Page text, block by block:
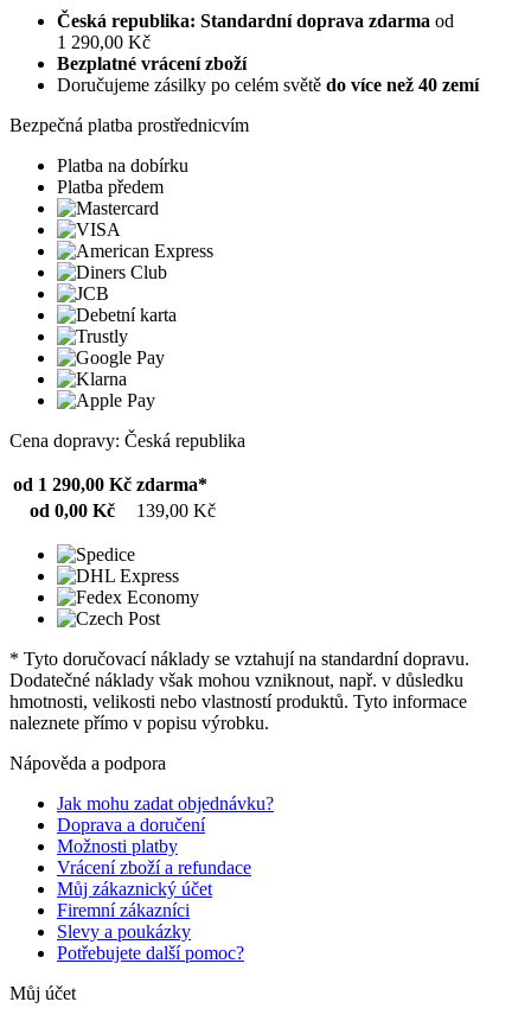
Česká republika: Standardní doprava zdarma od
1 290,00 Kč
Bezplatné vrácení zboží
Doručujeme zásilky po celém světě do více než 40 zemí
Bezpečná platba prostřednicvím
Platba na dobírku
Platba předem
Cena dopravy: Česká republika
od 1 290,00 Kč zdarma*
od 0,00 Kč
139,00 Kč
* Tyto doručovací náklady se vztahují na standardní dopravu.
Dodatečné náklady však mohou vzniknout, např. v důsledku
hmotnosti, velikosti nebo vlastností produktů. Tyto informace
naleznete přímo v popisu výrobku.
Nápověda a podpora
Jak mohu zadat objednávku?
Doprava a doručení
Možnosti platby
Vrácení zboží a refundace
Můj zákaznický účet
Firemní zákazníci
Slevy a poukázky
Potřebujete další pomoc?
Můj účet